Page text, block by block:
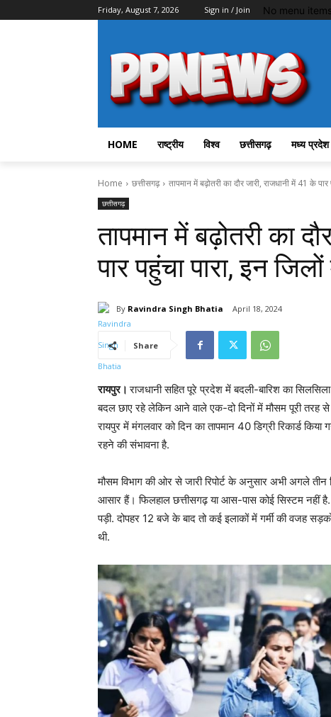
Friday, August 7, 2026 Sign in / Join No menu
HOME राष्ट्रीय विश्व छत्तीसगढ़ मध्य प्रदेश
Home छत्तीसगढ़ तापमान में बढ़ोतरी का दौर जारी, राजधानी में 41 के पार
छत्तीसगढ़
तापमान में बढ़ोतरी का
पार पहुंचा पारा, इन
By Ravindra Singh Bhatia April 18, 2024
Share
रायपुर।राजधानी सहित पूरे प्रदेश में बदली-बारिश का
बदल छाए रहे लेकिन आने वाले एक-दो दिनों में मौसम पूरी तरह से
रायपुर में मंगलवार को दिन का तापमान 40 डिग्री रिकार्ड
रहने की संभावना है.
मौसम विभाग की ओर से जारी रिपोर्ट के अनुसार अभी अगले तीन
आसार हैं। फिलहाल छत्तीसगढ़ या आस-पास कोई सिस्टम नहीं है.
पड़ी. दोपहर 12 बजे के बाद तो कई इलाकों में गर्मी की वजह
थी.